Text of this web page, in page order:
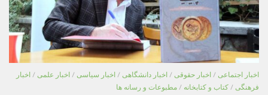
اخبار اجتماعی / اخبار حقوقی / اخبار دانشگاهی / اخبار سیاسی / اخبار علمی / اخبار
فرهنگی / کتاب و کتابخانه / مطبوعات و رسانه ها